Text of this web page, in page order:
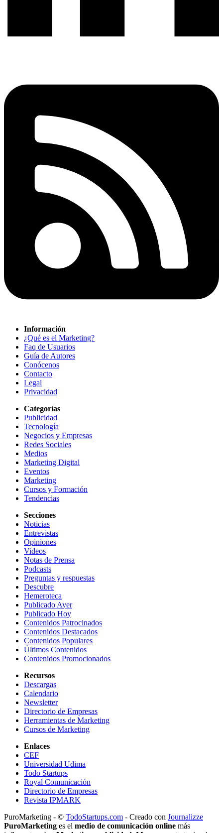
Información
¿Qué es el Marketing?
Faq de Usuarios
Guía de Autores
Conócenos
Contacto
Legal
Privacidad
Categorías
Publicidad
Tecnología
Negocios y Empresas
Redes Sociales
Medios
Marketing Digital
Eventos
Marketing
Cursos y Formación
Tendencias
Secciones
Noticias
Entrevistas
Opiniones
Videos
Notas de Prensa
Podcasts
Preguntas y respuestas
Descubre
Hemeroteca
Publicado Ayer
Publicado Hoy
Contenidos Patrocinados
Contenidos Destacados
Contenidos Populares
Últimos Contenidos
Contenidos Promocionados
Recursos
Descargas
Calendario
Newsletter
Directorio de Empresas
Herramientas de Marketing
Cursos de Marketing
Enlaces
CEF
Universidad Udima
Todo Startups
Royal Comunicación
Directorio de Empresas
Revista IPMARK
PuroMarketing - © TodoStartups.com - Creado con Journalizze
PuroMarketing es el medio de comunicación online más